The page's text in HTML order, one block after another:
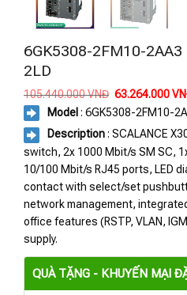
6GK5308-2FM10-2AA3
2LD
105.440.000VNĐ Giá
là:
105.440.000
63.264.000
Model : 6GK5308-2FM10-
Description: SCALANCE
switch, 2x 1000 Mbit/s SM SC,
10/100 Mbit/s RJ45 ports, LED
contact with select/set
network management,
office features (RSTP, VLAN,
supply.
QUÀ TẶNG - KHUYẾN MẠI